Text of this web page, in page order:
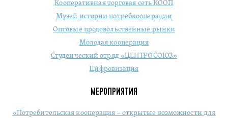
Кооперативная торговая сеть КООП
Музей истории потребкооперации
Оптовые продовольственные рынки
Молодая кооперация
Студенческий отряд «ЦЕНТРОСОЮЗ»
Цифровизация
МЕРОПРИЯТИЯ
«Потребительская кооперация – открытые возможности для